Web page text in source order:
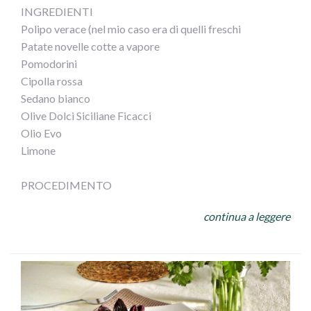
la mousse di olive, terminando con altri streusel e
decorando a piacere, servire freddi.
INGREDIENTI
Polipo verace (nel mio caso era di quelli freschi
Patate novelle cotte a vapore
Pomodorini
Cipolla rossa
Sedano bianco
Olive Dolci Siciliane Ficacci
Olio Evo
Limone
PROCEDIMENTO
pomodorini tagliati a metà, sale, olio a filo e una bella
spremuta di limone,
mescolare il tutto e... mangiate con gusto!!
continua a leggere